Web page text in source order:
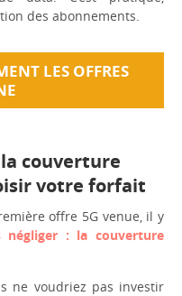
des abonnements.
LES OFFRES
couverture
votre forfait
offre 5G venue, il y
négliger : la couverture
ne voudriez pas investir